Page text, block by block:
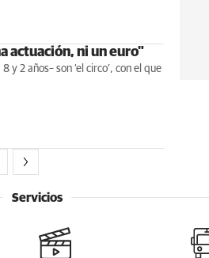
actuación, ni un euro"
y 2 años– son ‘el circo’, con el que
Servicios